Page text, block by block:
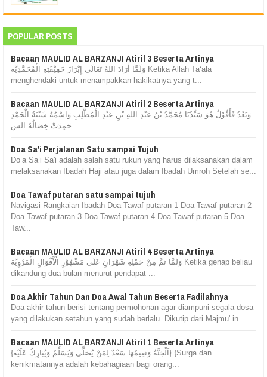
POPULAR POSTS
Bacaan MAULID AL BARZANJI Atiril 3 Beserta Artinya
وَلَمَّا أَرَادَ اللهُ تَعَالَى إِبْرَازَ حَقِيْقَتِهِ الْمُحَمَّدِيَّة Ketika Allah Ta‘ala
menghendaki untuk menampakkan hakikatnya yang t...
Bacaan MAULID AL BARZANJI Atiril 2 Beserta Artinya
وَبَعْدُ فَأَقُوْلُ هُوَ سَيِّدُنَا مُحَمَّدُ بْنُ عَبْدِ اللهِ بْنِ عَبْدِ الْمُطَّلِبِ وَاسْمُهُ شَيْبَةُ الْحَمْدِ
Doa Sa'i Perjalanan Satu sampai Tujuh
Do’a Sa’i Sa'i adalah salah satu rukun yang harus dilaksanakan dalam
melaksanakan Ibadah Haji atau juga dalam Ibadah Umroh Setelah se...
Doa Tawaf putaran satu sampai tujuh
Navigasi Rangkaian Ibadah Doa Tawaf putaran 1 Doa Tawaf putaran 2
Doa Tawaf putaran 3 Doa Tawaf putaran 4 Doa Tawaf putaran 5 Doa
Taw...
Bacaan MAULID AL BARZANJI Atiril 4 Beserta Artinya
وَلَمَّا تَمَّ مِنْ حَمْلِهِ شَهْرَانِ عَلَى مَشْهُوْرِ الْأَقْوَالِ الْمَرْوِيَّة Ketika genap beliau
dikandung dua bulan menurut pendapat ...
Doa Akhir Tahun Dan Doa Awal Tahun Beserta Fadilahnya
Doa akhir tahun berisi tentang permohonan agar diampuni segala dosa
yang dilakukan setahun yang sudah berlalu. Dikutip dari Majmu' in...
Bacaan MAULID AL BARZANJI Atiril 1 Beserta Artinya
{اَلْجَنَّةُ وَنَعِيمُهَا سَعْدٌ لِمَنْ يُصَلِّي وَيُسَلِّمُ وَيُبَارِكُ عَلَيْه} {Surga dan
kenikmatannya adalah kebahagiaan bagi orang...